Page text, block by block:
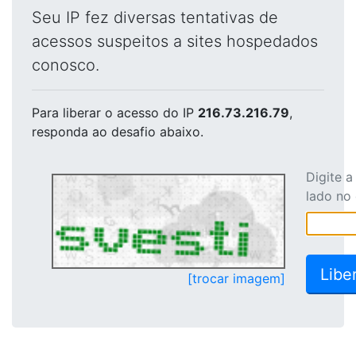
Seu IP fez diversas tentativas de
acessos suspeitos a sites hospedados
conosco.
Para liberar o acesso do IP 216.73.216.79,
responda ao desafio abaixo.
[trocar imagem]
Digite
lado no